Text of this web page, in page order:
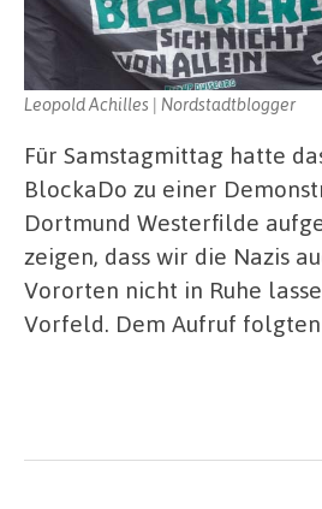
Leopold Achilles | Nordstadtblogger
Für Samstagmittag hatte
BlockaDo zu einer
Dortmund Westerfilde
zeigen, dass wir die Nazis
Vororten nicht in Ruhe
Vorfeld. Dem Aufruf